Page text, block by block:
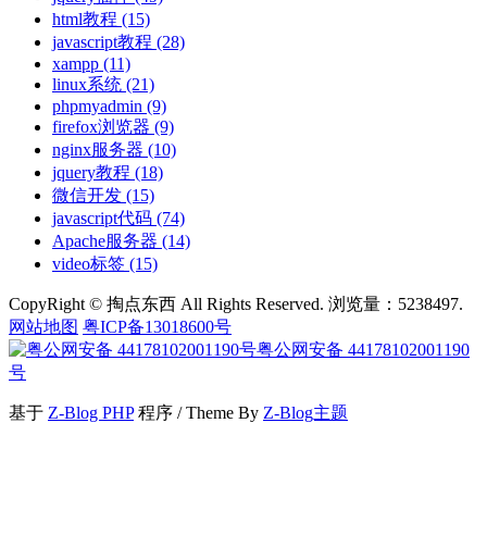
html教程 (15)
javascript教程 (28)
xampp (11)
linux系统 (21)
phpmyadmin (9)
firefox浏览器 (9)
nginx服务器 (10)
jquery教程 (18)
微信开发 (15)
javascript代码 (74)
Apache服务器 (14)
video标签 (15)
CopyRight © 掏点东西 All Rights Reserved. 浏览量：5238497.
网站地图 粤ICP备13018600号
粤公网安备 44178102001190
号
基于 Z-Blog PHP程序 / Theme By Z-Blog主题